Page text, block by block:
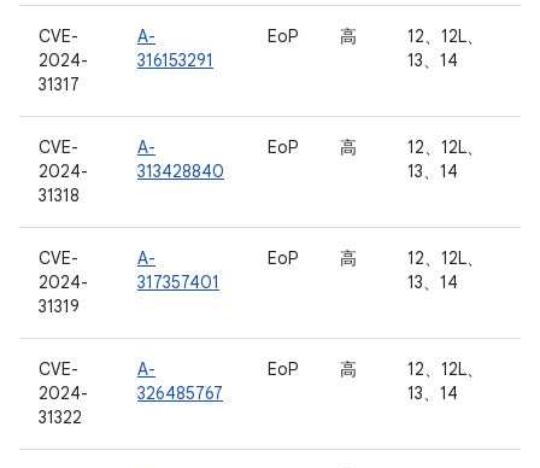
CVE-
2024-
31317
A-
316153291
EoP 高
12、12L、
13、14
CVE-
2024-
31318
A-
313428840
EoP 高
12、12L、
13、14
CVE-
2024-
31319
A-
317357401
EoP 高
12、12L、
13、14
CVE-
2024-
31322
A-
326485767
EoP 高
12、12L、
13、14